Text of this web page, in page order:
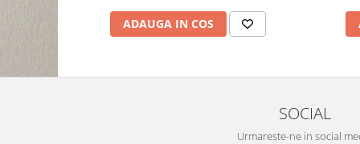
ADAUGA IN COS
SOCIAL
Urmareste-ne in social